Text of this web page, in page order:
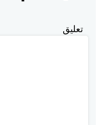
تعليق